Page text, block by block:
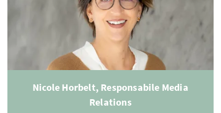
Nicole Horbelt, Responsabile Media
Relations